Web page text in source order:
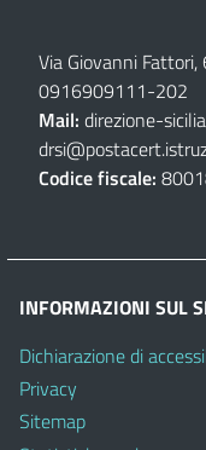
Via Giovanni
0916909111-202
Mail: direzione-
Codice fiscale:
INFORMAZIONI SUL
Dichiarazione di
Privacy
Sitemap